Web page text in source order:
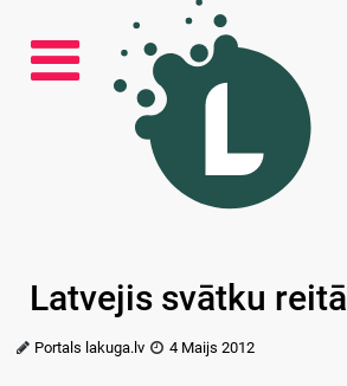
Latvejis svātku reitā
Portals lakuga.lv 4 Maijs 2012